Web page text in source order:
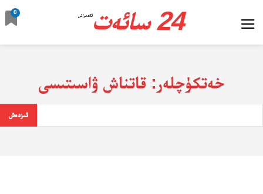
24 سائەت ئالدىراش
0
خەتكۈچلەر:قاتناش ۋاسىتىسى
ئىزدەش